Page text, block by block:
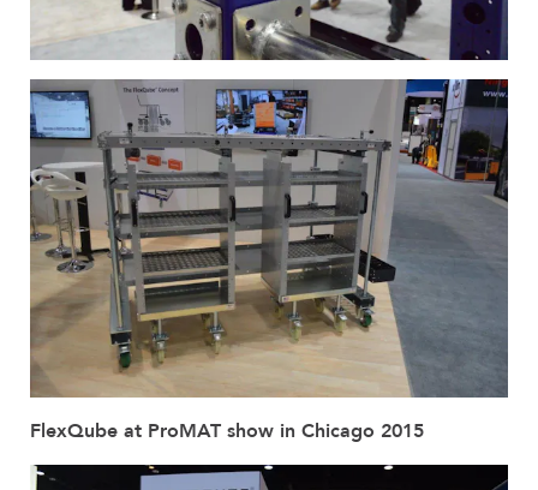
FlexQube at ProMAT show in Chicago 2015